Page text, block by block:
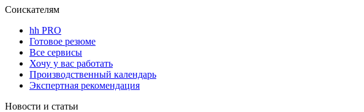
Соискателям
hh PRO
Готовое резюме
Все сервисы
Хочу у вас работать
Производственный календарь
Экспертная рекомендация
Новости и статьи